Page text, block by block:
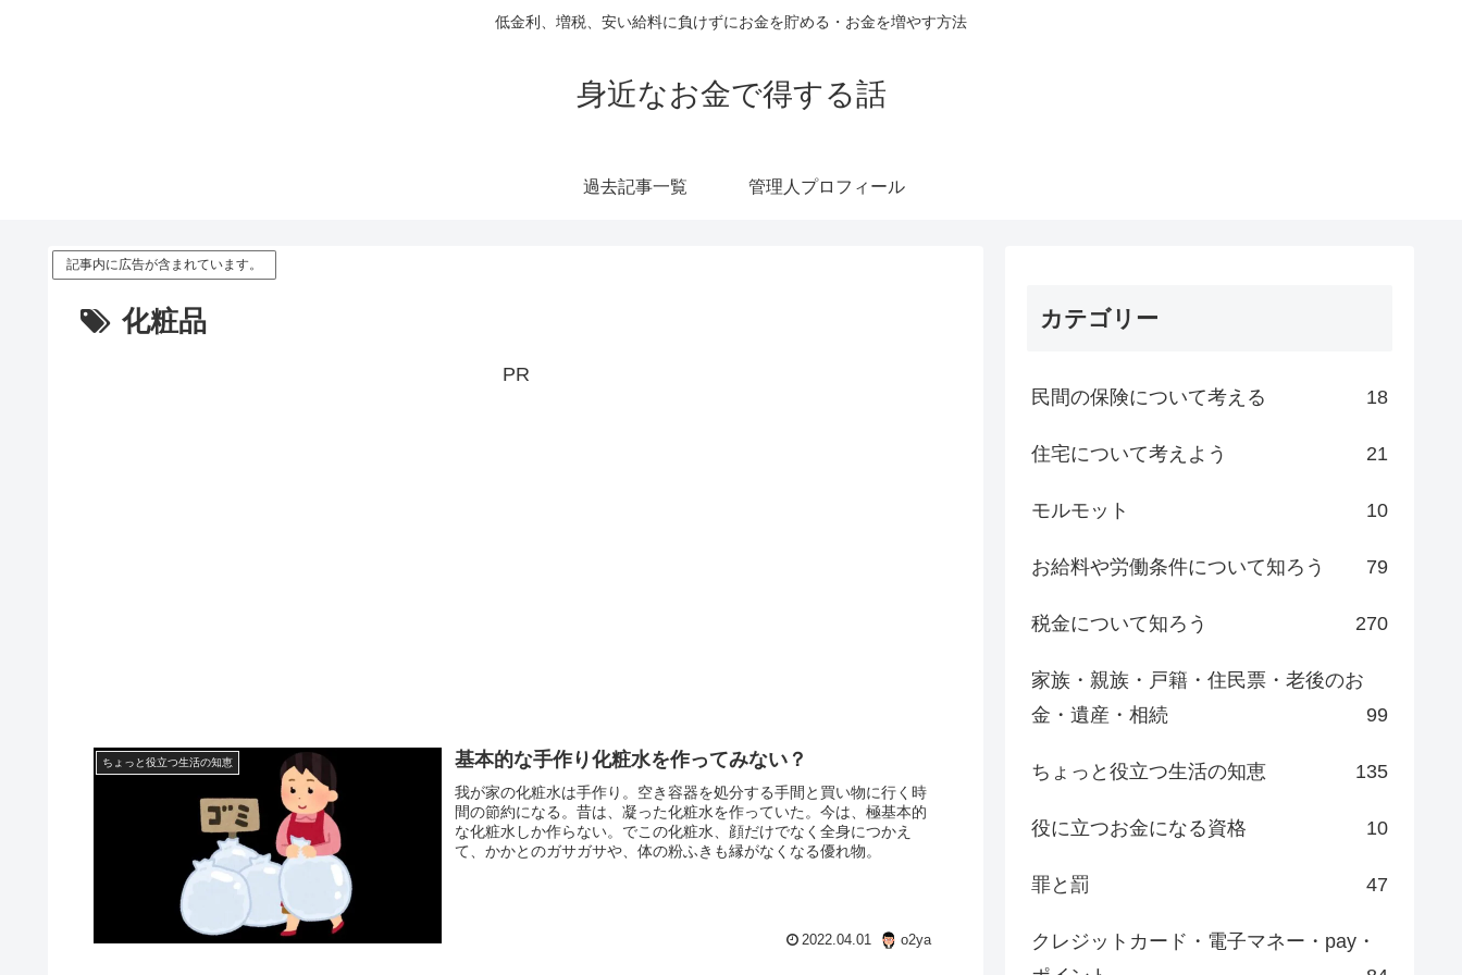
低金利、増税、安い給料に負けずにお金を貯める・お金を増やす方法
身近なお金で得する話
過去記事一覧 管理人プロフィール
記事内に広告が含まれています。
化粧品
PR
ちょっと役立つ生活の知恵 基本的な手作り化粧水を作ってみない？
我が家の化粧水は手作り。空き容器を処分する手間と買い物に行く時
間の節約になる。昔は、凝った化粧水を作っていた。今は、極基本的
な化粧水しか作らない。でこの化粧水、顔だけでなく全身につかえ
て、かかとのガサガサや、体の粉ふきも縁がなくなる優れ物。
2022.04.01 o2ya
カテゴリー
民間の保険について考える 18
住宅について考えよう 21
モルモット 10
お給料や労働条件について知ろう 79
税金について知ろう 270
家族・親族・戸籍・住民票・老後のお
金・遺産・相続
99
ちょっと役立つ生活の知恵 135
役に立つお金になる資格 10
罪と罰 47
クレジットカード・電子マネー・pay・